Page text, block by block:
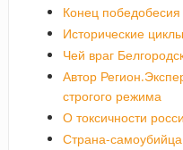
Конец победобесия
Исторические
Чей враг
Автор
строгого режима
О токсичности
Страна-самоубийца